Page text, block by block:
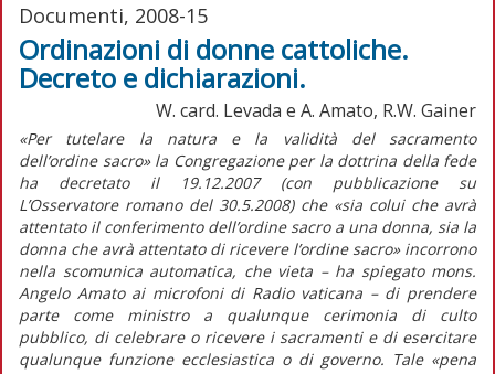
Documenti, 2008-15
Ordinazioni di donne cattoliche.
Decreto e dichiarazioni.
W. card. Levada e A. Amato, R.W. Gainer
«Per tutelare la natura e la validità del sacramento
dell’ordine sacro» la Congregazione per la dottrina della fede
ha decretato il 19.12.2007 (con pubblicazione su
L’Osservatore romano del 30.5.2008) che «sia colui che avrà
attentato il conferimento dell’ordine sacro a una donna, sia la
donna che avrà attentato di ricevere l’ordine sacro» incorrono
nella scomunica automatica, che vieta – ha spiegato mons.
Angelo Amato ai microfoni di Radio vaticana – di prendere
parte come ministro a qualunque cerimonia di culto
pubblico, di celebrare o ricevere i sacramenti e di esercitare
qualunque funzione ecclesiastica o di governo. Tale «pena